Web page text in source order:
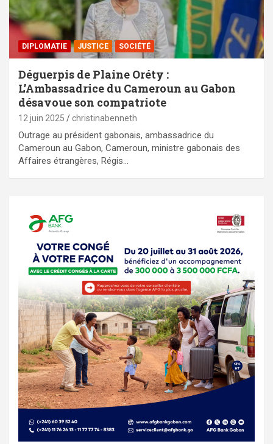
DIPLOMATIE JUSTICE SOCIÉTÉ
Déguerpis de Plaine Oréty :
L’Ambassadrice du Cameroun au Gabon
désavoue son compatriote
12 juin 2025 christinabenneth
Outrage au président gabonais, ambassadrice du
Cameroun au Gabon, Cameroun, ministre gabonais des
Affaires étrangères, Régis…